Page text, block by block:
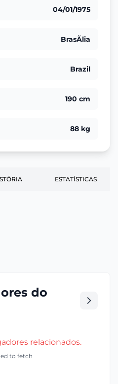
04/01/1975
BrasÃ­lia
Brazil
190 cm
88 kg
ESTATÍSTICAS
do
relacionados.
to fetch